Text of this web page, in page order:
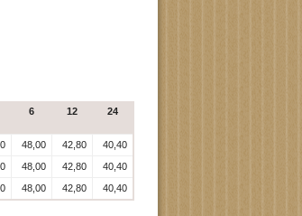
6 12 24
48,00 42,80
40,40
48,00 42,80
40,40
48,00 42,80 40,40